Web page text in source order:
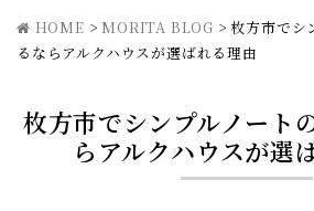
HOME >MORITA BLOG > 枚方市でシ
るならアルクハウスが選ばれる理由
枚方市でシンプルノート
らアルクハウスが選